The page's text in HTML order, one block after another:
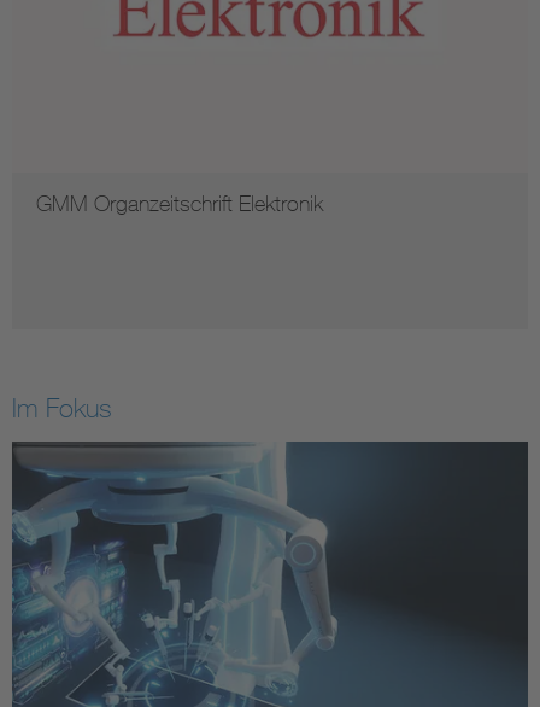
GMM Organzeitschrift Elektronik
Im Fokus